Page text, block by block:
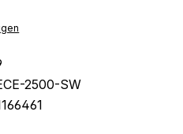
2500-SW